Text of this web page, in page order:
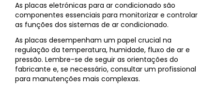
As placas eletrónicas para ar condicionado são
componentes essenciais para monitorizar e controlar
as funções dos sistemas de ar condicionado.
As placas desempenham um papel crucial na
regulação da temperatura, humidade, fluxo de ar e
pressão. Lembre-se de seguir as orientações do
fabricante e, se necessário, consultar um profissional
para manutenções mais complexas.